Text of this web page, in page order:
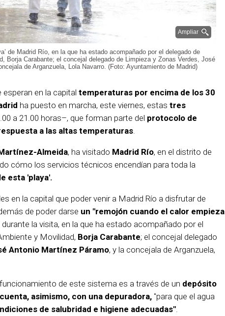
Ampliar
de Madrid Río, en la que ha estado acompañado por el delegado de
Borja Carabante; el concejal delegado de Limpieza y Zonas Verdes, José
de Arganzuela, Lola Navarro. (Foto: Ayuntamiento de Madrid)
esperan en la capital temperaturas por encima de los 30
ha puesto en marcha, este viernes, estas tres
a 21.00 horas–, que forman parte del protocolo de
a las altas temperaturas.
Almeida, ha visitado Madrid Río, en el distrito de
cómo los servicios técnicos encendían para toda la
esta 'playa'.
en la capital que poder venir a Madrid Río a disfrutar de
de poder darse un "remojón cuando el calor empieza
la visita, en la que ha estado acompañado por el
y Movilidad, Borja Carabante; el concejal delegado
Antonio Martínez Páramo, y la concejala de Arganzuela,
de este sistema es a través de un depósito
asimismo, con una depuradora, "para que el agua
de salubridad e higiene adecuadas".